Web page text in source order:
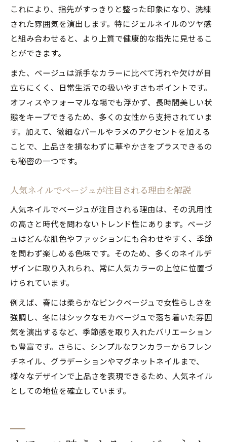
冬に映える人気ネイルは濃いめベージュネ
イルで決まり
ベージュネイルで冬のおしゃれ人気ネイル
を楽しむ方法
季節感ある人気ネイルに仕上げる冬ベージ
ュネイル術
冬の人気ネイルにおすすめのベージュネイ
ルアイデア
冬限定の人気ネイルベージュカラー提案
これにより、指先がすっきりと整った印象になり、洗練
された雰囲気を演出します。特にジェルネイルのツヤ感
と組み合わせると、より上質で健康的な指先に見せるこ
とができます。
また、ベージュは派手なカラーに比べて汚れや欠けが目
立ちにくく、日常生活での扱いやすさもポイントです。
オフィスやフォーマルな場でも浮かず、長時間美しい状
態をキープできるため、多くの女性から支持されていま
す。加えて、微細なパールやラメのアクセントを加える
ことで、上品さを損なわずに華やかさをプラスできるの
も秘密の一つです。
人気ネイルでベージュが注目される理由を解説
人気ネイルでベージュが注目される理由は、その汎用性
の高さと時代を問わないトレンド性にあります。ベージ
ュはどんな肌色やファッションにも合わせやすく、季節
を問わず楽しめる色味です。そのため、多くのネイルデ
ザインに取り入れられ、常に人気カラーの上位に位置づ
けられています。
例えば、春には柔らかなピンクベージュで女性らしさを
強調し、冬にはシックなモカベージュで落ち着いた雰囲
気を演出するなど、季節感を取り入れたバリエーション
も豊富です。さらに、シンプルなワンカラーからフレン
チネイル、グラデーションやマグネットネイルまで、
様々なデザインで上品さを表現できるため、人気ネイル
としての地位を確立しています。